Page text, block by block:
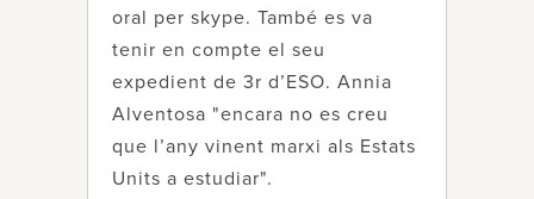
oral per skype. També es va
tenir en compte el seu
expedient de 3r d’ESO. Annia
Alventosa "encara no es creu
que l’any vinent marxi als Estats
Units a estudiar".